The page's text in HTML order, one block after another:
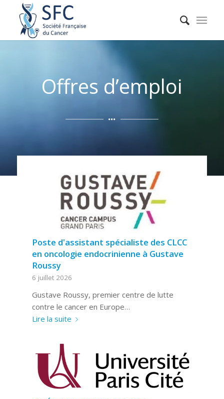
Offres d’emploi
Poste d'assistant spécialiste des CLCC
en oncologie endocrinienne à Gustave
Roussy
6 juillet 2026
Gustave Roussy, premier centre de lutte
contre le cancer en Europe…
Lire la suite